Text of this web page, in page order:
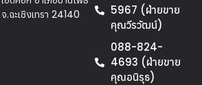
จ.ฉะเชิงเทรา 24140
5967 (ฝ่ายขาย
คุณวีรวัฒน์)
088-824-
4693 (ฝ่ายขาย
คุณอนิรุธ)